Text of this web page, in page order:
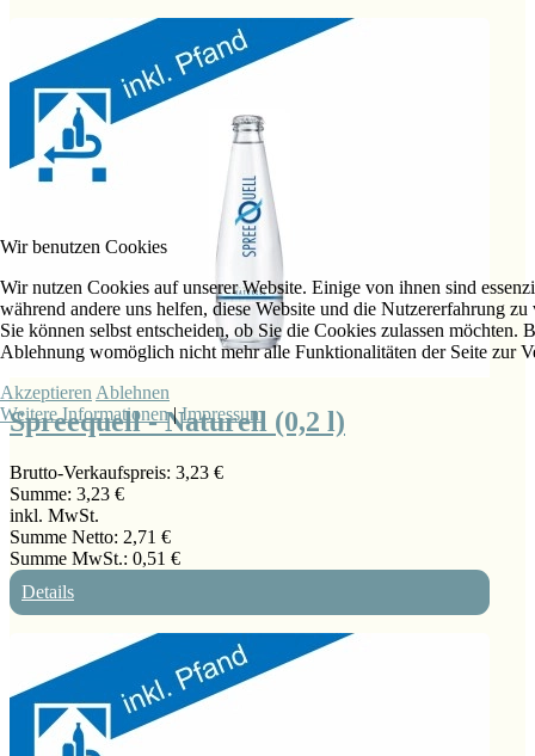
Spreequell - Naturell (0,2 l)
Brutto-Verkaufspreis: 3,23 €
Summe: 3,23 €
inkl. MwSt.
Summe Netto: 2,71 €
Summe MwSt.: 0,51 €
Details
Wir benutzen Cookies
Wir nutzen Cookies auf unserer Website. Einige von ihnen sind
während andere uns helfen, diese Website und die Nutzererfahrung
Sie können selbst entscheiden, ob Sie die Cookies zulassen möchten.
Ablehnung womöglich nicht mehr alle Funktionalitäten der Seite zur
Akzeptieren Ablehnen
Weitere Informationen|Impressum